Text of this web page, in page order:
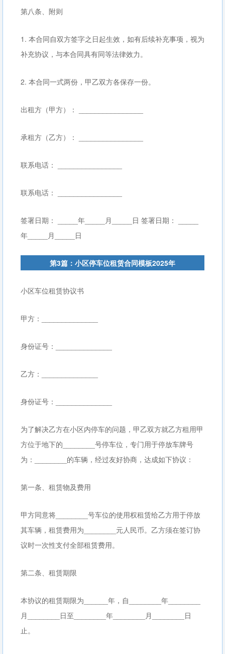
第八条、附则
1. 本合同自双方签字之日起生效，如有后续补充事项，视为
补充协议，与本合同具有同等法律效力。
2. 本合同一式两份，甲乙双方各保存一份。
出租方（甲方）： ________________
承租方（乙方）： ________________
联系电话： ________________
联系电话： ________________
签署日期： _____年_____月_____日 签署日期： _____
年_____月_____日
第3篇：小区停车位租赁合同模板2025年
小区车位租赁协议书
甲方：______________
身份证号：______________
乙方：______________
身份证号：______________
为了解决乙方在小区内停车的问题，甲乙双方就乙方租用甲
方位于地下的________号停车位，专门用于停放车牌号
为：________的车辆，经过友好协商，达成如下协议：
第一条、租赁物及费用
甲方同意将________号车位的使用权租赁给乙方用于停放
其车辆，租赁费用为________元人民币。乙方须在签订协
议时一次性支付全部租赁费用。
第二条、租赁期限
本协议的租赁期限为______年，自________年________
月________日至________年________月________日
止。